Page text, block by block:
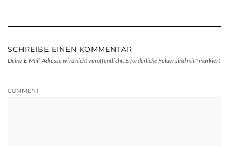
SCHREIBE EINEN KOMMENTAR
Deine E-Mail-Adresse wird nicht veröffentlicht. Erforderliche Felder sind mit *markiert
COMMENT